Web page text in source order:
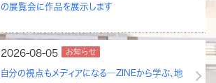
の展覧会に作品を展示します
2026-08-05 お知らせ
自分の視点もメディアになる―ZINEから学ぶ、地